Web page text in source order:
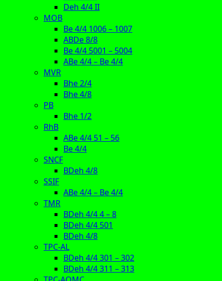
Deh 4/4 II
MOB
Be 4/4 1006 – 1007
ABDe 8/8
Be 4/4 5001 – 5004
ABe 4/4 – Be 4/4
MVR
Bhe 2/4
Bhe 4/8
PB
Bhe 1/2
RhB
ABe 4/4 51 – 56
Be 4/4
SNCF
BDeh 4/8
SSIF
ABe 4/4 – Be 4/4
TMR
BDeh 4/4 4 – 8
BDeh 4/4 501
BDeh 4/8
TPC-AL
BDeh 4/4 301 – 302
BDeh 4/4 311 – 313